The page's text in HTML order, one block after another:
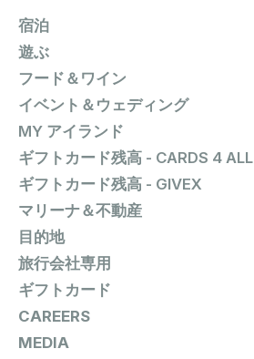
宿泊
遊ぶ
フード＆ワイン
イベント＆ウェディング
MY アイランド
ギフトカード残高 - CARDS 4 ALL
ギフトカード残高 - GIVEX
マリーナ＆不動産
目的地
旅行会社専用
ギフトカード
CAREERS
MEDIA